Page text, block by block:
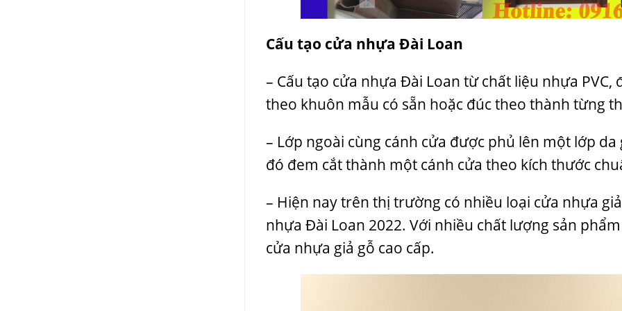
Cấu tạo cửa nhựa Đài Loan
– Cấu tạo cửa nhựa Đài Loan từ chất liệu nhựa
theo khuôn mẫu có sẵn hoặc đúc theo thành từng
– Lớp ngoài cùng cánh cửa được phủ lên một lớp
đó đem cắt thành một cánh cửa theo kích thước
– Hiện nay trên thị trường có nhiều loại cửa nhựa
nhựa Đài Loan 2022. Với nhiều chất lượng sản
cửa nhựa giả gỗ cao cấp.